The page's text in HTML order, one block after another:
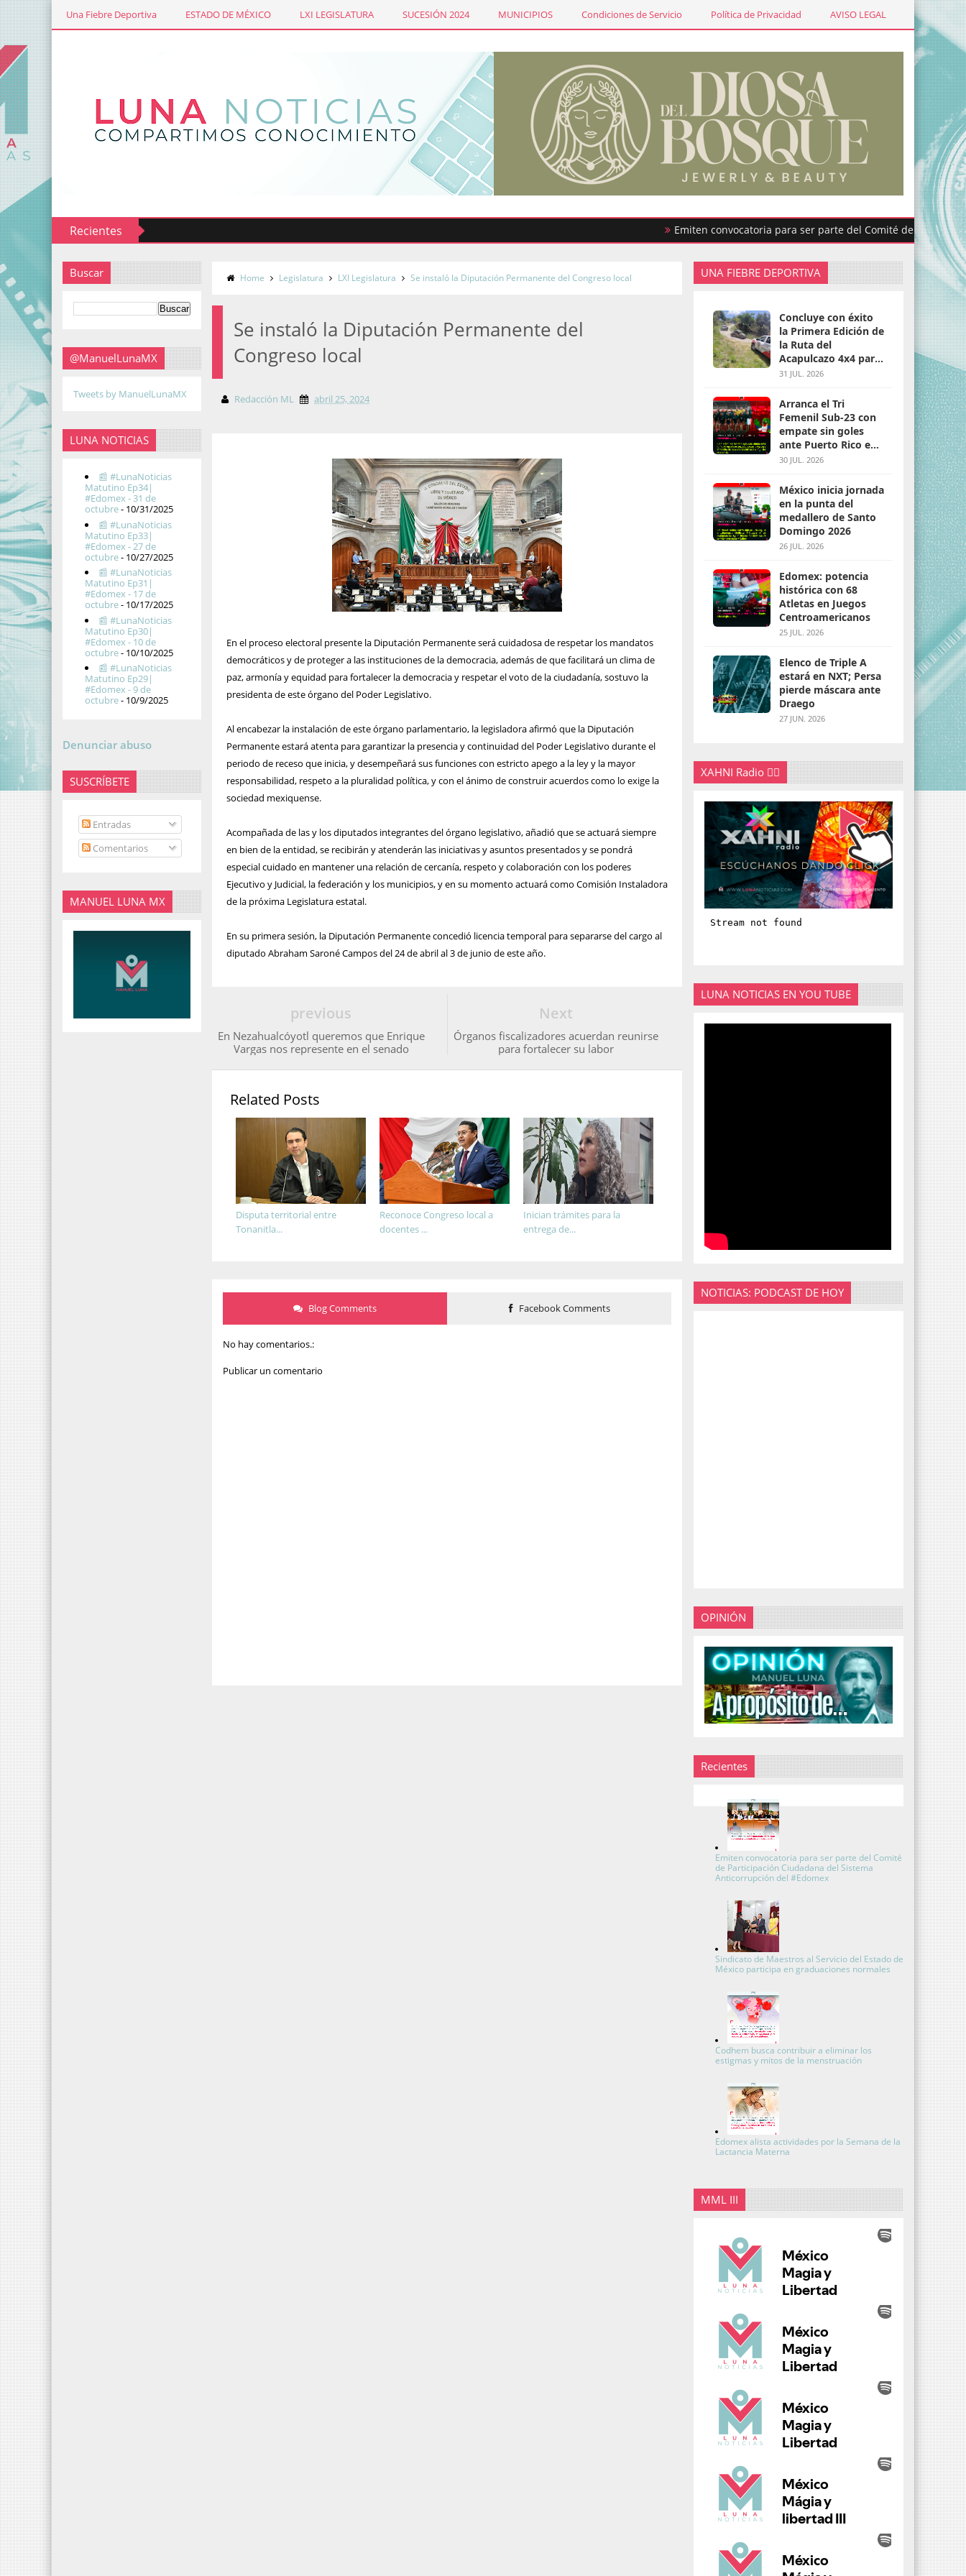
Una Fiebre Deportiva ESTADO DE MÉXICO LXI LEGISLATURA SUCESIÓN 2024 MUNICIPIOS Condiciones de Servicio Política de Privacidad AVISO LEGAL
Recientes Emiten convocatoria para ser parte del Comité de Participación
Buscar
@ManuelLunaMX
Tweets by ManuelLunaMX
LUNA NOTICIAS
📰 #LunaNoticias
Matutino Ep34|
#Edomex - 31 de
octubre- 10/31/2025
📰 #LunaNoticias
Matutino Ep33|
#Edomex - 27 de
octubre- 10/27/2025
📰 #LunaNoticias
Matutino Ep31|
#Edomex - 17 de
octubre- 10/17/2025
📰 #LunaNoticias
Matutino Ep30|
#Edomex - 10 de
octubre- 10/10/2025
📰 #LunaNoticias
Matutino Ep29|
#Edomex - 9 de
octubre- 10/9/2025
Denunciar abuso
SUSCRÍBETE
Entradas
Comentarios
MANUEL LUNA MX
Home Legislatura LXI Legislatura Se instaló la Diputación Permanente del Congreso local
Se instaló la Diputación Permanente del
Congreso local
Redacción ML abril 25, 2024
En el proceso electoral presente la Diputación Permanente será cuidadosa de respetar los mandatos
democráticos y de proteger a las instituciones de la democracia, además de que facilitará un clima de
paz, armonía y equidad para fortalecer la democracia y respetar el voto de la ciudadanía, sostuvo la
presidenta de este órgano del Poder Legislativo.
Al encabezar la instalación de este órgano parlamentario, la legisladora afirmó que la Diputación
Permanente estará atenta para garantizar la presencia y continuidad del Poder Legislativo durante el
periodo de receso que inicia, y desempeñará sus funciones con estricto apego a la ley y la mayor
responsabilidad, respeto a la pluralidad política, y con el ánimo de construir acuerdos como lo exige la
sociedad mexiquense.
Acompañada de las y los diputados integrantes del órgano legislativo, añadió que se actuará siempre
en bien de la entidad, se recibirán y atenderán las iniciativas y asuntos presentados y se pondrá
especial cuidado en mantener una relación de cercanía, respeto y colaboración con los poderes
Ejecutivo y Judicial, la federación y los municipios, y en su momento actuará como Comisión Instaladora
de la próxima Legislatura estatal.
En su primera sesión, la Diputación Permanente concedió licencia temporal para separarse del cargo al
diputado Abraham Saroné Campos del 24 de abril al 3 de junio de este año.
Next
Órganos fiscalizadores acuerdan reunirse
para fortalecer su labor
previous
En Nezahualcóyotl queremos que Enrique
Vargas nos represente en el senado
Related Posts
Inician trámites para la
entrega de...
Reconoce Congreso local a
docentes ...
Disputa territorial entre
Tonanitla...
Blog Comments Facebook Comments
No hay comentarios.:
Publicar un comentario
UNA FIEBRE DEPORTIVA
Concluye con éxito
la Primera Edición de
la Ruta del
Acapulcazo 4x4 para
parejas
31 JUL. 2026
Arranca el Tri
Femenil Sub-23 con
empate sin goles
ante Puerto Rico en
Santo Domingo 2026
30 JUL. 2026
México inicia jornada
en la punta del
medallero de Santo
Domingo 2026
26 JUL. 2026
Edomex: potencia
histórica con 68
Atletas en Juegos
Centroamericanos
25 JUL. 2026
Elenco de Triple A
estará en NXT; Persa
pierde máscara ante
Draego
27 JUN. 2026
XAHNI Radio 👇🏽
LUNA NOTICIAS EN YOU TUBE
NOTICIAS: PODCAST DE HOY
OPINIÓN
Recientes
Emiten convocatoria para ser parte del Comité
de Participación Ciudadana del Sistema
Anticorrupción del #Edomex
Sindicato de Maestros al Servicio del Estado de
México participa en graduaciones normales
Codhem busca contribuir a eliminar los
estigmas y mitos de la menstruación
Edomex alista actividades por la Semana de la
Lactancia Materna
MML III